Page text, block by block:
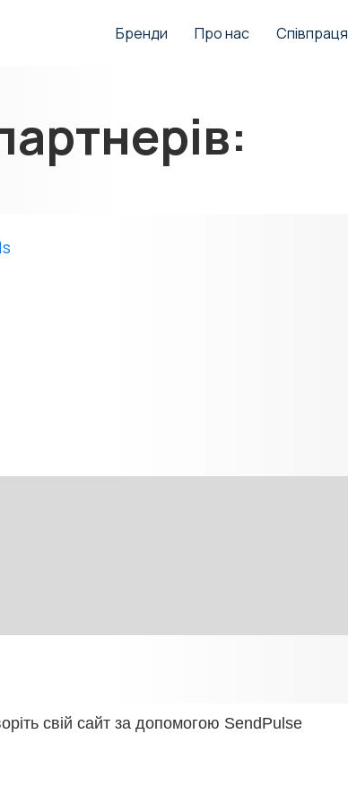
Бренди Про нас Співпраця
свій сайт за допомогою SendPulse